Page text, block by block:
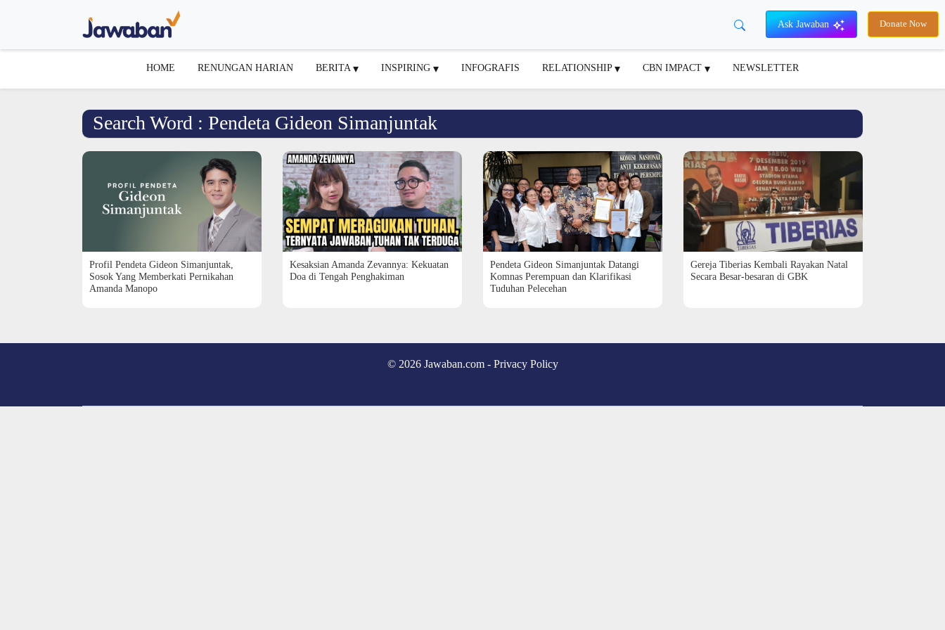
Ask Jawaban Donate Now
HOME RENUNGAN HARIAN BERITA INSPIRING INFOGRAFIS RELATIONSHIP CBN IMPACT NEWSLETTER
Search Word : Pendeta Gideon Simanjuntak
Profil Pendeta Gideon Simanjuntak,
Sosok Yang Memberkati Pernikahan
Amanda Manopo
Kesaksian Amanda Zevannya: Kekuatan
Doa di Tengah Penghakiman
Pendeta Gideon Simanjuntak Datangi
Komnas Perempuan dan Klarifikasi
Tuduhan Pelecehan
Gereja Tiberias Kembali Rayakan Natal
Secara Besar-besaran di GBK
© 2026 Jawaban.com - Privacy Policy